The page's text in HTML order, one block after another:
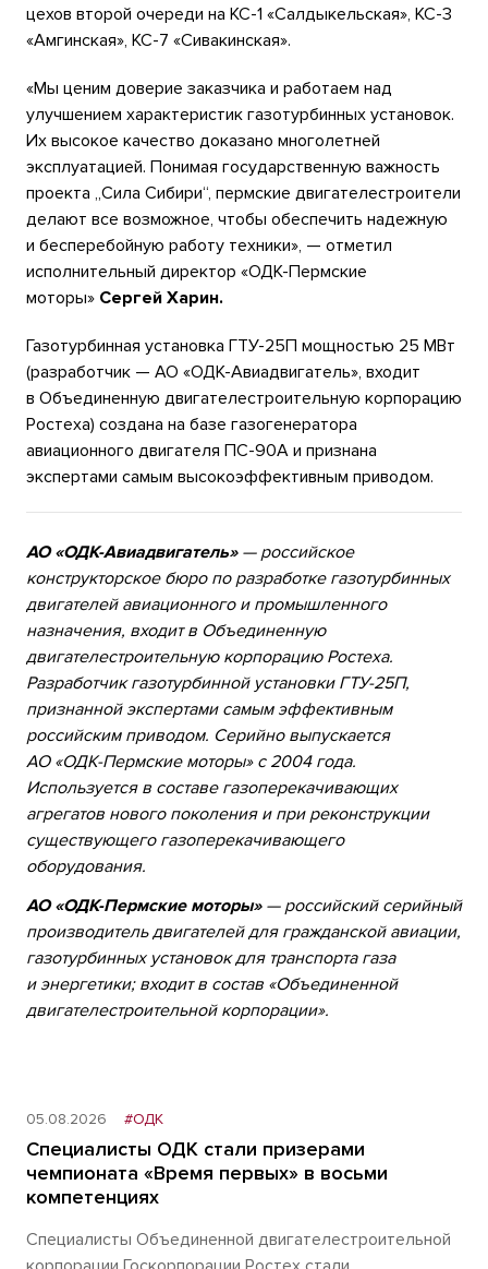
цехов второй очереди на КС-1 «Салдыкельская», КС-3
«Амгинская», КС-7 «Сивакинская».
«Мы ценим доверие заказчика и работаем над
улучшением характеристик газотурбинных установок.
Их высокое качество доказано многолетней
эксплуатацией. Понимая государственную важность
проекта „Сила Сибири“, пермские двигателестроители
делают все возможное, чтобы обеспечить надежную
и бесперебойную работу техники», — отметил
исполнительный директор «ОДК-Пермские
моторы» Сергей Харин.
Газотурбинная установка ГТУ-25П мощностью 25 МВт
(разработчик — АО «ОДК-Авиадвигатель», входит
в Объединенную двигателестроительную корпорацию
Ростеха) создана на базе газогенератора
авиационного двигателя ПС-90А и признана
экспертами самым высокоэффективным приводом.
АО «ОДК-Авиадвигатель»— российское
конструкторское бюро по разработке газотурбинных
двигателей авиационного и промышленного
назначения, входит в Объединенную
двигателестроительную корпорацию Ростеха.
Разработчик газотурбинной установки ГТУ-25П,
признанной экспертами самым эффективным
российским приводом. Серийно выпускается
АО «ОДК-Пермские моторы» с 2004 года.
Используется в составе газоперекачивающих
агрегатов нового поколения и при реконструкции
существующего газоперекачивающего
оборудования.
АО «ОДК-Пермские моторы»— российский серийный
производитель двигателей для гражданской авиации,
газотурбинных установок для транспорта газа
и энергетики; входит в состав «Объединенной
двигателестроительной корпорации».
05.08.2026 #ОДК
Специалисты ОДК стали призерами
чемпионата «Время первых» в восьми
компетенциях
Специалисты Объединенной двигателестроительной